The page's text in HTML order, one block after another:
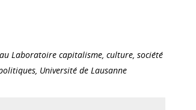
Laboratoire capitalisme, culture, société
Université de Lausanne